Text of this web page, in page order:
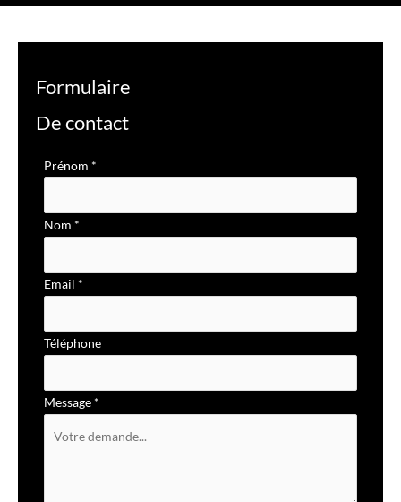
Formulaire
De contact
Formulaire
avec
téléphone
Prénom *
Nom *
Email *
Téléphone
Message *